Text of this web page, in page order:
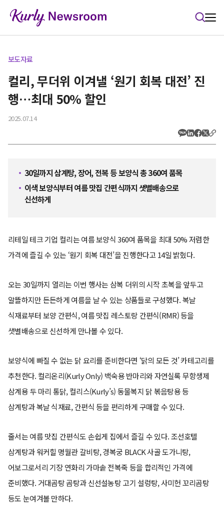
보도자료
컬리, 무더위 이겨낼 ‘원기 회복 대전’ 진
행…최대 50% 할인
2025.07.14
30일까지 삼계탕, 장어, 전복 등 보양식 총 360여 품목
이색 보양식부터 여름 맛집 간편식까지 샛별배송으로
신선하게
리테일 테크 기업 컬리는 여름 보양식 360여 품목을 최대 50% 저렴한
가격에 즐길 수 있는 ‘원기 회복 대전’을 진행한다고 14일 밝혔다.
오는 30일까지 열리는 이번 행사는 삼복 더위의 시작 초복을 앞두고
알뜰하지만 든든하게 여름을 날 수 있는 상품들로 구성했다. 복날
식재료부터 보양 간편식, 여름 맛집 레스토랑 간편식(RMR) 등을
샛별배송으로 신선하게 만나볼 수 있다.
보양식에 빠질 수 없는 닭 요리를 준비한다면 ‘닭의 모든 것’ 카테고리를
추천한다. 컬리온리(Kurly Only) 백숙용 반마리와 자연실록 무항생제
삼계용 두 마리 통닭, 컬리스(Kurly’s) 동물복지 닭 볶음탕용 등
삼계탕과 복날 식재료, 간편식 등을 편리하게 구매할 수 있다.
줄서는 여름 맛집 간편식도 손쉽게 집에서 즐길 수 있다. 조선호텔
삼계탕과 워커힐 명월관 갈비탕, 경복궁 BLACK 사골 도가니탕,
어보그로서리 기장 연화리 가마솥 전복죽 등을 합리적인 가격에
준비했다. 거대곰탕 곰탕과 신선설농탕 고기 설렁탕, 사미헌 꼬리곰탕
등도 눈여겨볼 만하다.